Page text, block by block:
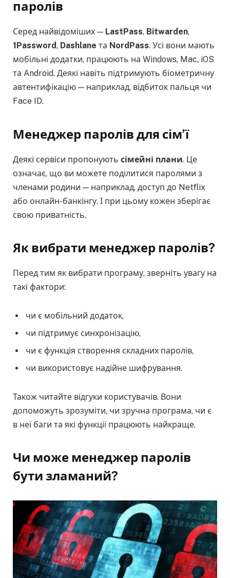
паролів
Серед найвідоміших — LastPass, Bitwarden,
1Password, Dashlane та NordPass. Усі вони мають
мобільні додатки, працюють на Windows, Mac, iOS
та Android. Деякі навіть підтримують біометричну
автентифікацію — наприклад, відбиток пальця чи
Face ID.
Менеджер паролів для сім’ї
Деякі сервіси пропонують сімейні плани. Це
означає, що ви можете поділитися паролями з
членами родини — наприклад, доступ до Netflix
або онлайн-банкінгу. І при цьому кожен зберігає
свою приватність.
Як вибрати менеджер паролів?
Перед тим як вибрати програму, зверніть увагу на
такі фактори:
чи є мобільний додаток,
чи підтримує синхронізацію,
чи є функція створення складних паролів,
чи використовує надійне шифрування.
Також читайте відгуки користувачів. Вони
допоможуть зрозуміти, чи зручна програма, чи є
в неї баги та які функції працюють найкраще.
Чи може менеджер паролів
бути зламаний?